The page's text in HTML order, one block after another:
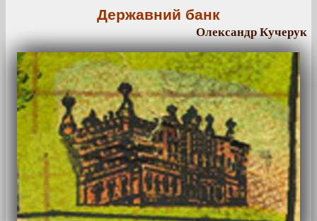
Державний банк
Олександр Кучерук